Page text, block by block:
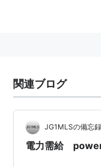
関連ブログ
JG1MLSの備忘録
電力需給